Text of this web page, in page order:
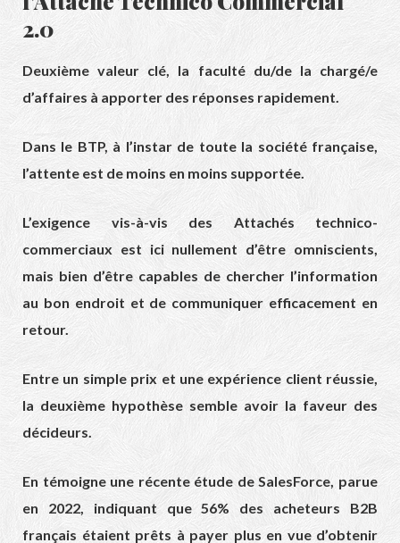
2.0
Deuxième valeur clé, la faculté du/de la chargé/e
d’affaires à apporter des réponses rapidement.
Dans le BTP, à l’instar de toute la société française,
l’attente est de moins en moins supportée.
L’exigence vis-à-vis des Attachés technico-
commerciaux est ici nullement d’être omniscients,
mais bien d’être capables de chercher l’information
au bon endroit et de communiquer efficacement en
retour.
Entre un simple prix et une expérience client réussie,
la deuxième hypothèse semble avoir la faveur des
décideurs.
En témoigne une récente étude de SalesForce, parue
en 2022, indiquant que 56% des acheteurs B2B
français étaient prêts à payer plus en vue d’obtenir